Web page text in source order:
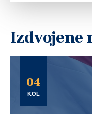
Izdvojene
04
KOL